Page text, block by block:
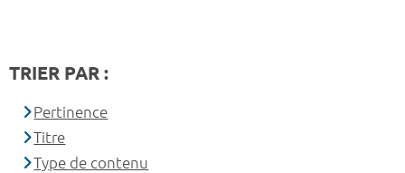
TRIER PAR :
Pertinence
Titre
Type de contenu